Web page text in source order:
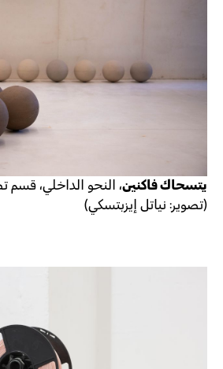
يتسحاك فاكنين، النحو الداخلي، قسم
(تصوير: نياتل إيزبتسكي)